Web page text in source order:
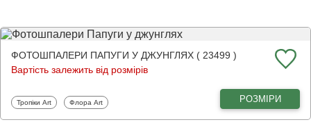
ФОТОШПАЛЕРИ ПАПУГИ У ДЖУНГЛЯХ ( 23499 )
Вартість залежить від розмірів
Фотошпалери
Тропіки Art Фотошпалери
Флора Art РОЗМІРИ